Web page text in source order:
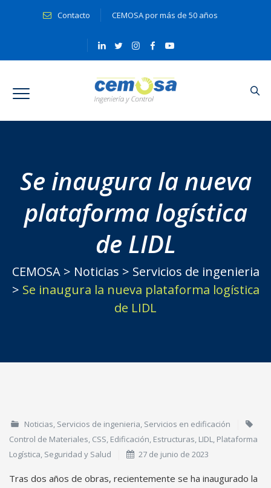
Contacto CEMOSA por más de 50 años
Se inaugura la nueva
plataforma logística
de LIDL
CEMOSA> Noticias > Servicios de ingenieria
> Se inaugura la nueva plataforma logística
de LIDL
Noticias, Servicios de ingenieria, Servicios en edificación
Control de Materiales, CSS, Edificación, Estructuras, LIDL, Plataforma
Logística, Seguridad y Salud 27 de junio de 2023
Tras dos años de obras, recientemente se ha inaugurado la